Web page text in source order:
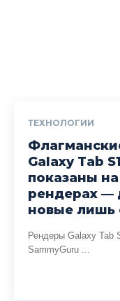
ТЕХНОЛОГИИ
Galaxy Tab
показаны
рендерах —
новые лишь
Рендеры Galaxy Tab S12+ и Galaxy Tab S12 Ultra. Источник: